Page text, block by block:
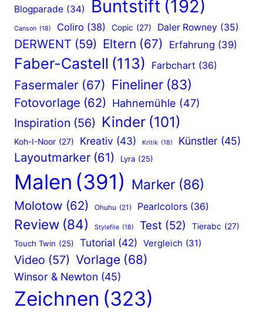
n
e
n
e
i
g
n
Z
c
h
e
s
Blogparade (34) Buntstift (192)
Canson (18) Coliro (38) Copic (27) Daler Rowney (35)
DERWENT (59) Eltern (67) Erfahrung (39)
Faber-Castell (113) Farbchart (36)
Fasermaler (67) Fineliner (83)
Fotovorlage (62) Hahnemühle (47)
Inspiration (56) Kinder (101)
Koh-I-Noor (27) Kreativ (43) Kritik (18) Künstler (45)
Layoutmarker (61) Lyra (25)
Malen (391) Marker (86)
Molotow (62) Ohuhu (21) Pearlcolors (36)
Review (84) Stylefile (18) Test (52) Tierabc (27)
Touch Twin (25) Tutorial (42) Vergleich (31)
Video (57) Vorlage (68)
Winsor & Newton (45)
Zeichnen (323)